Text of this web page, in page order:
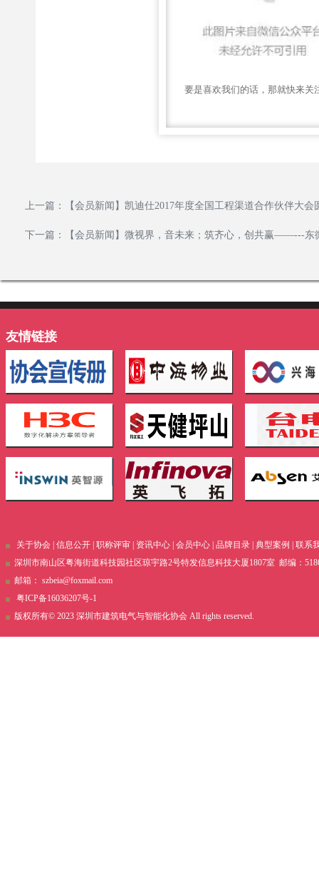
要是喜欢我们的话，那就快来关
上一篇： 【会员新闻】凯迪仕2017年度全国工程渠道合作伙伴大会
下一篇： 【会员新闻】微视界，音未来；筑齐心，创共赢——---东
友情链接
关于协会 信息公开 职称评审 资讯中心 会员中心 品牌目录 典型案例
联系
深圳市南山区粤海街道科技园社区琼宇路2号特发信息科技大厦1807室 邮编：
邮箱： szbeia@foxmail.com
粤ICP备16036207号-1
版权所有© 2023 深圳市建筑电气与智能化协会 All rights reserved.